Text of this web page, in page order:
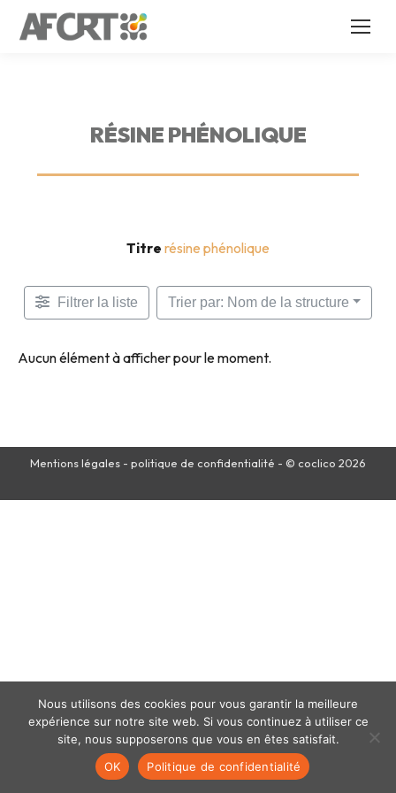
RÉSINE PHÉNOLIQUE
Titre résine phénolique
Filtrer la liste Trier par: Nom de la structure
Aucun élément à afficher pour le moment.
Mentions légales - politique de confidentialité - © coclico 2026
Nous utilisons des cookies pour vous garantir la meilleure
expérience sur notre site web. Si vous continuez à utiliser ce
site, nous supposerons que vous en êtes satisfait.
OK
Politique de confidentialité